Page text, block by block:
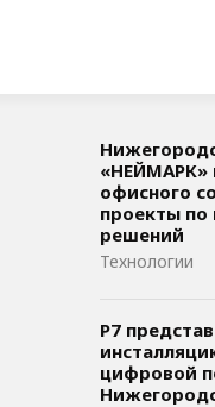
«НЕЙМАРК»
офисного
проекты
решений
Технологии
Р7
цифровой